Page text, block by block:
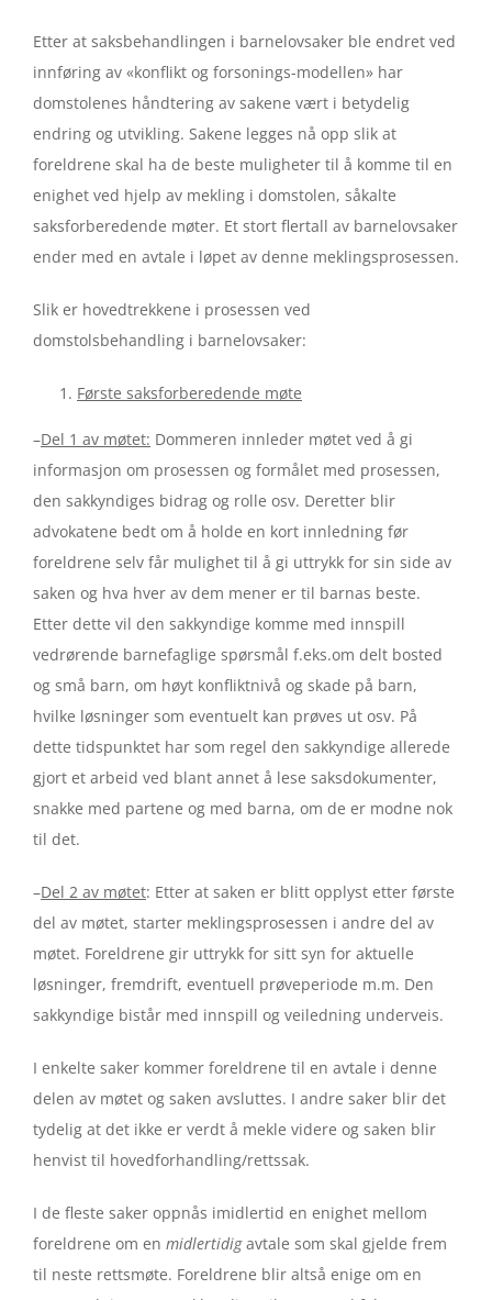
Etter at saksbehandlingen i barnelovsaker ble endret ved
innføring av «konflikt og forsonings-modellen» har
domstolenes håndtering av sakene vært i betydelig
endring og utvikling. Sakene legges nå opp slik at
foreldrene skal ha de beste muligheter til å komme til en
enighet ved hjelp av mekling i domstolen, såkalte
saksforberedende møter. Et stort flertall av barnelovsaker
ender med en avtale i løpet av denne meklingsprosessen.
Slik er hovedtrekkene i prosessen ved
domstolsbehandling i barnelovsaker:
Første saksforberedende møte
–Del 1 av møtet: Dommeren innleder møtet ved å gi
informasjon om prosessen og formålet med prosessen,
den sakkyndiges bidrag og rolle osv. Deretter blir
advokatene bedt om å holde en kort innledning før
foreldrene selv får mulighet til å gi uttrykk for sin side av
saken og hva hver av dem mener er til barnas beste.
Etter dette vil den sakkyndige komme med innspill
vedrørende barnefaglige spørsmål f.eks.om delt bosted
og små barn, om høyt konfliktnivå og skade på barn,
hvilke løsninger som eventuelt kan prøves ut osv. På
dette tidspunktet har som regel den sakkyndige allerede
gjort et arbeid ved blant annet å lese saksdokumenter,
snakke med partene og med barna, om de er modne nok
til det.
–Del 2 av møtet: Etter at saken er blitt opplyst etter første
del av møtet, starter meklingsprosessen i andre del av
møtet. Foreldrene gir uttrykk for sitt syn for aktuelle
løsninger, fremdrift, eventuell prøveperiode m.m. Den
sakkyndige bistår med innspill og veiledning underveis.
I enkelte saker kommer foreldrene til en avtale i denne
delen av møtet og saken avsluttes. I andre saker blir det
tydelig at det ikke er verdt å mekle videre og saken blir
henvist til hovedforhandling/rettssak.
I de fleste saker oppnås imidlertid en enighet mellom
foreldrene om en midlertidigavtale som skal gjelde frem
til neste rettsmøte. Foreldrene blir altså enige om en